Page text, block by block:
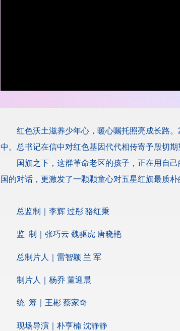
红色沃土滋养少年心，暖心嘱托照亮成长路
中。总书记在信中对红色基因代代相传寄予殷切
国旗之下，这群革命老区的孩子，正在用自
国的对话，更激发了一颗颗童心对五星红旗最质朴
总监制｜李辉 过彤 骆红秉
监 制｜张巧云 魏驱虎 唐晓艳
总制片人｜雷智颖 兰 军
制片人｜杨乔 董迎晨
统 筹｜王彬 蔡家奇
现场导演｜朴亨楠 沈静静